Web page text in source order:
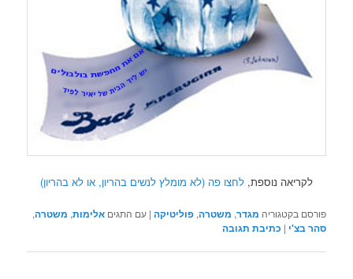
לקריאה נוספת, לחצו פה (לא מומלץ לנשים בהריון, או לא בהריון)
פורסם בקטגוריה מגדר, משטרה,פוליטיקה |עם התגים אלימות, משטרה,
סהר בצ'י | כתיבת תגובה